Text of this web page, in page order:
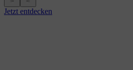
Jetzt entdecken